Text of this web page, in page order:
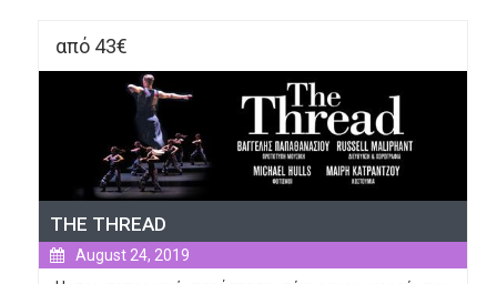
από 43€
THE THREAD
August 24, 2019